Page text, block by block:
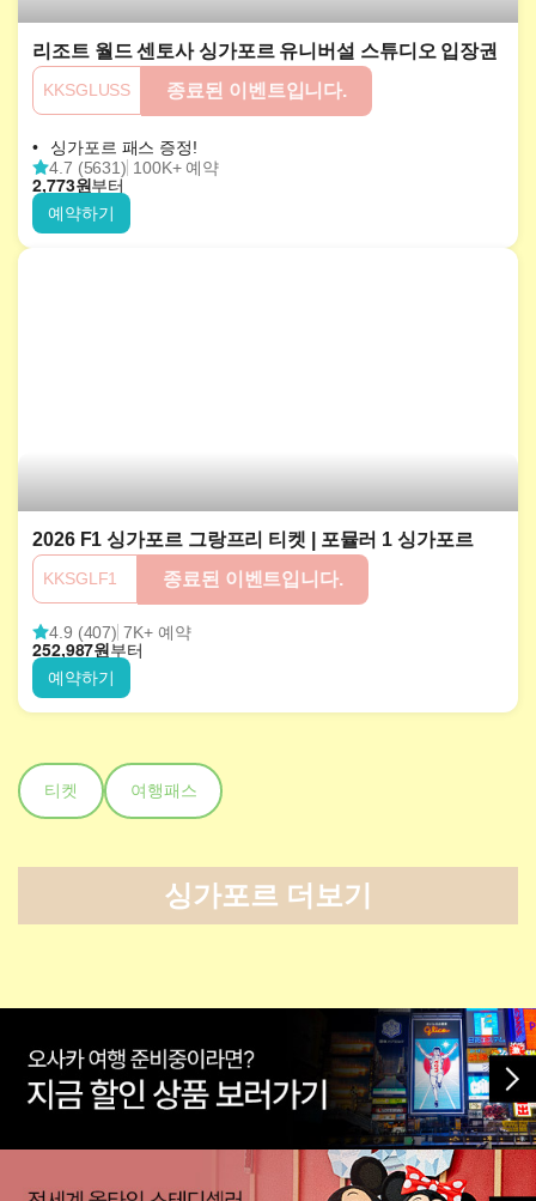
리조트 월드 센토사 싱가포르 유니버설 스튜디오 입장권
KKSGLUSS 종료된 이벤트입니다.
싱가포르 패스 증정!
4.7 (5631) 100K+ 예약
원
2,773 부터
예약하기
2026 F1 싱가포르 그랑프리 티켓 | 포뮬러 1 싱가포르
KKSGLF1 종료된 이벤트입니다.
4.9 (407) 7K+ 예약
원
252,987 부터
예약하기
티켓 여행패스
싱가포르 더보기